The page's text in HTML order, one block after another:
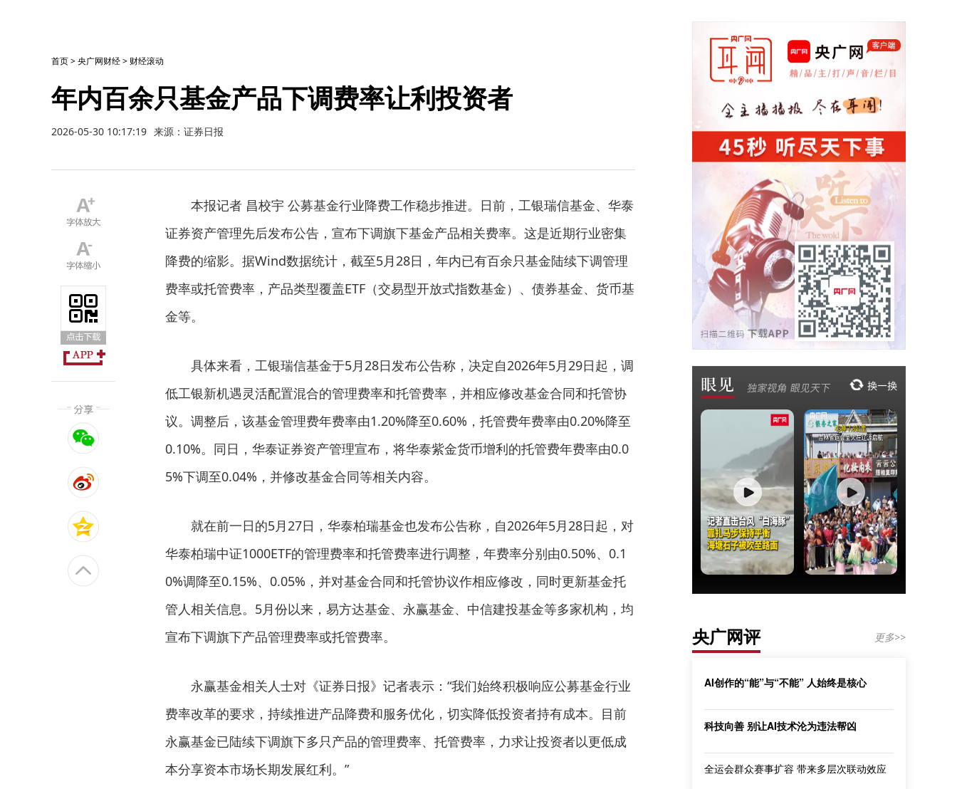
首页>央广网财经> 财经滚动
年内百余只基金产品下调费率让利投资者
2026-05-30 10:17:19 来源：证券日报
本报记者 昌校宇 公募基金行业降费工作稳步推进。日前，工银瑞信基金、华泰
证券资产管理先后发布公告，宣布下调旗下基金产品相关费率。这是近期行业密集
降费的缩影。据Wind数据统计，截至5月28日，年内已有百余只基金陆续下调管理
费率或托管费率，产品类型覆盖ETF（交易型开放式指数基金）、债券基金、货币基
金等。
具体来看，工银瑞信基金于5月28日发布公告称，决定自2026年5月29日起，调
低工银新机遇灵活配置混合的管理费率和托管费率，并相应修改基金合同和托管协
议。调整后，该基金管理费年费率由1.20%降至0.60%，托管费年费率由0.20%降至
0.10%。同日，华泰证券资产管理宣布，将华泰紫金货币增利的托管费年费率由0.0
5%下调至0.04%，并修改基金合同等相关内容。
就在前一日的5月27日，华泰柏瑞基金也发布公告称，自2026年5月28日起，对
华泰柏瑞中证1000ETF的管理费率和托管费率进行调整，年费率分别由0.50%、0.1
0%调降至0.15%、0.05%，并对基金合同和托管协议作相应修改，同时更新基金托
管人相关信息。5月份以来，易方达基金、永赢基金、中信建投基金等多家机构，均
宣布下调旗下产品管理费率或托管费率。
永赢基金相关人士对《证券日报》记者表示：“我们始终积极响应公募基金行业
费率改革的要求，持续推进产品降费和服务优化，切实降低投资者持有成本。目前
永赢基金已陆续下调旗下多只产品的管理费率、托管费率，力求让投资者以更低成
本分享资本市场长期发展红利。”
央广网评 更多>>
AI创作的“能”与“不能” 人始终是核心
科技向善 别让AI技术沦为违法帮凶
全运会群众赛事扩容 带来多层次联动效应